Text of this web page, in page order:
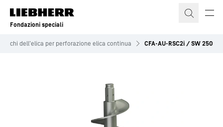
Fondazioni speciali
dell’elica per perforazione elica continua CFA-AU-RSC2i / SW 250